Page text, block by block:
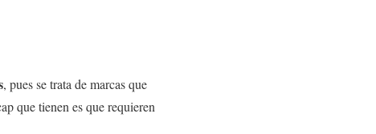
, pues se trata de marcas que
que tienen es que requieren